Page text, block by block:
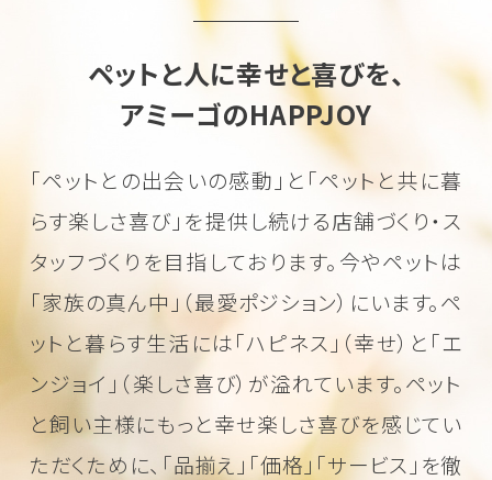
ペットと人に幸せと喜びを、
アミーゴのHAPPJOY
「ペットとの出会いの感動」と「ペットと共に暮
らす楽しさ喜び」を提供し続ける店舗づくり・ス
タッフづくりを目指しております。 今やペットは
「家族の真ん中」（最愛ポジション）にいます。ペ
ットと暮らす生活には「ハピネス」（幸せ）と「エ
ンジョイ」（楽しさ喜び）が溢れています。ペット
と飼い主様にもっと幸せ楽しさ喜びを感じてい
ただくために、 「品揃え」「価格」「サービス」を徹